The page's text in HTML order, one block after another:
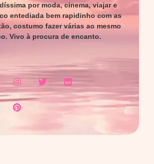
por moda, cinema, viajar e
entediada bem rapidinho com as
costumo fazer várias ao mesmo
Vivo à procura de encanto.